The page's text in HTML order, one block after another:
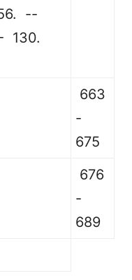
--
130.
663
-
675
676
-
689